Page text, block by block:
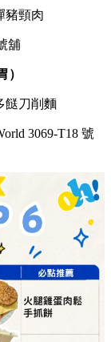
豬頸肉
舖
）
餸刀削麵
3069-T18 號